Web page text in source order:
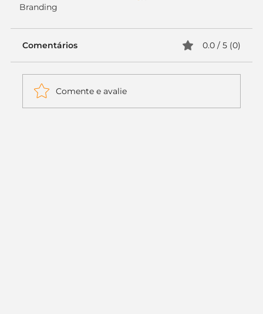
Branding
Comentários 0.0 / 5 (0)
Comente e avalie